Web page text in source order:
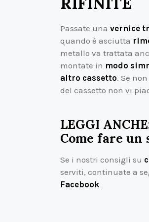
Passate una vernice
quando è asciutta
metallo va trattata
montate in modo
altro cassetto. Se
del cassetto non vi
LEGGI
Come fare un
Se i nostri consigli su
serviti, continuate a
Facebook